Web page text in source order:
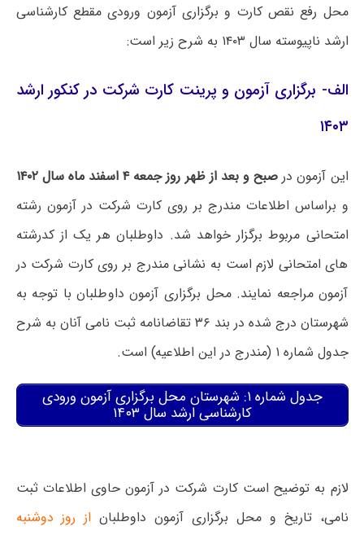
محل رفع نقص کارت و برگزاری آزمون ورودی مقطع کارشناسی‌
ارشد ناپیوسته سال ۱۴۰۳ به شرح زیر است:
الف- برگزاری آزمون و پرینت کارت شرکت در کنکور ارشد
۱۴۰۳
این آزمون در صبح و بعد از ظهر روز جمعه ۴ اسفند ماه سال ۱۴۰۲
و براساس اطلاعات مندرج بر روی کارت شرکت در آزمون رشته
امتحانی مربوط برگزار خواهد شد. داوطلبان هر یک از کدرشته
های امتحانی لازم است به نشانی مندرج بر روی کارت شرکت در
آزمون مراجعه نمایند. محل برگزاری آزمون داوطلبان با توجه به
شهرستان درج شده در بند ۳۶ تقاضانامه ثبت نامی آنان به شرح
جدول شماره ۱ (مندرج در این اطلاعیه) است.
جدول شماره ۱: شهرستان محل برگزاری آزمون ورودی
کارشناسی ارشد سال ۱۴۰۳
لازم به توضیح است کارت شرکت در آزمون حاوی اطلاعات ثبت
نامی، تاریخ و محل برگزاری آزمون داوطلبان از روز دوشنبه